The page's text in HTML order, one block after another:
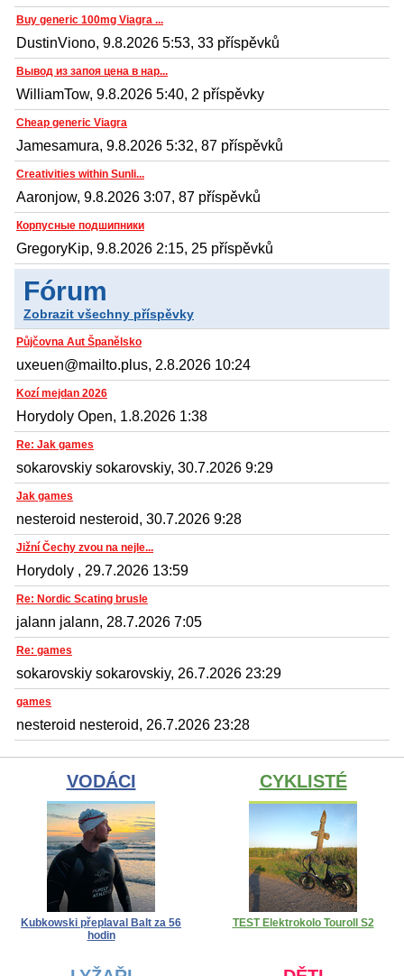
Buy generic 100mg Viagra ...
DustinViono, 9.8.2026 5:53, 33 příspěvků
Вывод из запоя цена в нар...
WilliamTow, 9.8.2026 5:40, 2 příspěvky
Cheap generic Viagra
Jamesamura, 9.8.2026 5:32, 87 příspěvků
Creativities within Sunli...
Aaronjow, 9.8.2026 3:07, 87 příspěvků
Корпусные подшипники
GregoryKip, 9.8.2026 2:15, 25 příspěvků
Fórum
Zobrazit všechny příspěvky
Půjčovna Aut Španělsko
uxeuen@mailto.plus, 2.8.2026 10:24
Kozí mejdan 2026
Horydoly Open, 1.8.2026 1:38
Re: Jak games
sokarovskiy sokarovskiy, 30.7.2026 9:29
Jak games
nesteroid nesteroid, 30.7.2026 9:28
Jižní Čechy zvou na nejle...
Horydoly , 29.7.2026 13:59
Re: Nordic Scating brusle
jalann jalann, 28.7.2026 7:05
Re: games
sokarovskiy sokarovskiy, 26.7.2026 23:29
games
nesteroid nesteroid, 26.7.2026 23:28
VODÁCI
Kubkowski přeplaval Balt za 56
hodin
CYKLISTÉ
TEST Elektrokolo Touroll S2